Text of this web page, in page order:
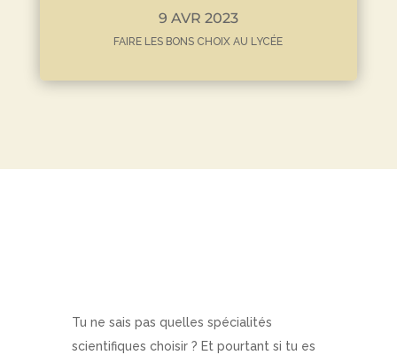
9 AVR 2023
FAIRE LES BONS CHOIX AU LYCÉE
Tu ne sais pas quelles spécialités
scientifiques choisir ? Et pourtant si tu es